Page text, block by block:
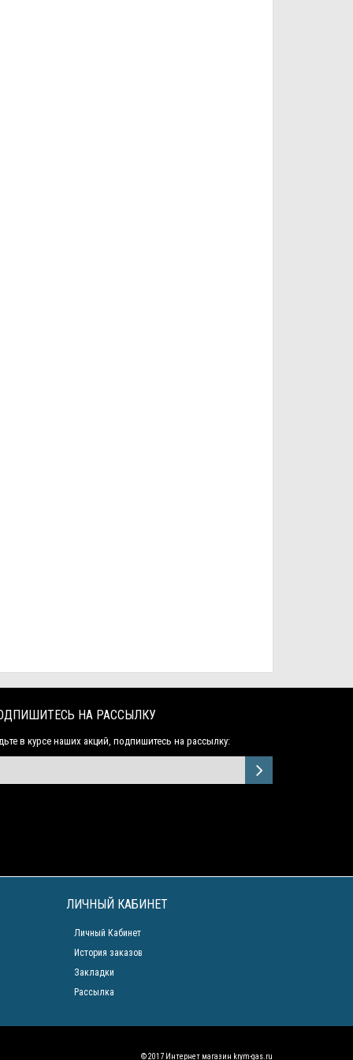
НА РАССЫЛКУ
в курсе наших акций, подпишитесь на рассылку:
ЛИЧНЫЙ КАБИНЕТ
Личный Кабинет
История заказов
Закладки
Рассылка
© 2017 Интернет магазин krym-gas.ru